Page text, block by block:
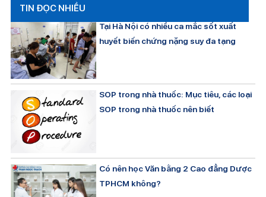
TIN ĐỌC NHIỀU
Tại Hà Nội có nhiều ca mắc sốt xuất
huyết biến chứng nặng suy đa tạng
SOP trong nhà thuốc: Mục tiêu, các loại
SOP trong nhà thuốc nên biết
Có nên học Văn bằng 2 Cao đẳng Dược
TPHCM không?